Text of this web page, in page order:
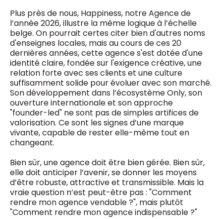
Plus près de nous, Happiness, notre Agence de
l’année 2026, illustre la même logique à l’échelle
belge. On pourrait certes citer bien d'autres noms
d'enseignes locales, mais au cours de ces 20
dernières années, cette agence s'est dotée d'une
identité claire, fondée sur l'exigence créative, une
relation forte avec ses clients et une culture
suffisamment solide pour évoluer avec son marché.
Son développement dans l’écosystème Only, son
ouverture internationale et son approche
"founder-led" ne sont pas de simples artifices de
valorisation. Ce sont les signes d’une marque
vivante, capable de rester elle-même tout en
changeant.
Bien sûr, une agence doit être bien gérée. Bien sûr,
elle doit anticiper l’avenir, se donner les moyens
d’être robuste, attractive et transmissible. Mais la
vraie question n’est peut-être pas : "Comment
rendre mon agence vendable ?", mais plutôt
"Comment rendre mon agence indispensable ?"